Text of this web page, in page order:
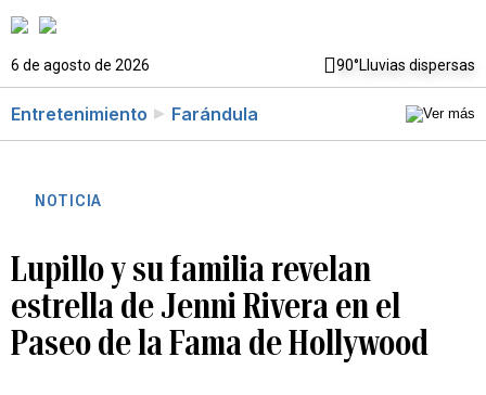
6 de agosto de 2026 90°Lluvias dispersas
Entretenimiento Farándula
NOTICIA
Lupillo y su familia revelan
estrella de Jenni Rivera en el
Paseo de la Fama de Hollywood